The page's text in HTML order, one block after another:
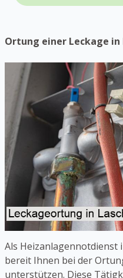
Ortung einer Leckage in
Als Heizanlagennotdienst
bereit Ihnen bei der
unterstützen. Diese